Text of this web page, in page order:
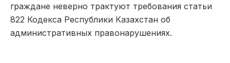
граждане неверно трактуют требования статьи
822 Кодекса Республики Казахстан об
административных правонарушениях.